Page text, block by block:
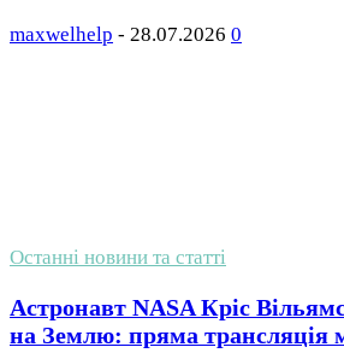
maxwelhelp - 28.07.2026 0
Останні новини та статті
Астронавт NASA Кріс
на Землю: пряма трансляція